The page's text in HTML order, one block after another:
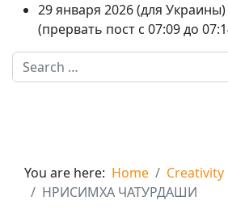
29 января 2026 (для
(прервать пост с 07:09 до
Search
You are here: Home
Creativity
НРИСИМХА ЧАТУРДАШИ